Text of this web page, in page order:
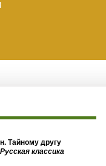
Тайному другу
классика